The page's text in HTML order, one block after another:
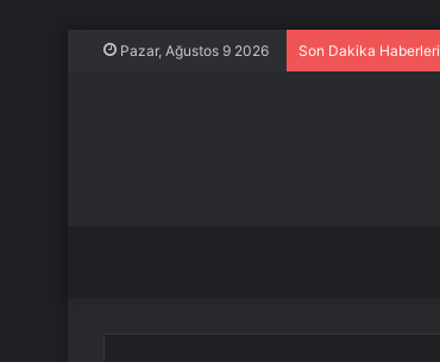
Pazar, Ağustos 9 2026 Son Dakika Haberleri